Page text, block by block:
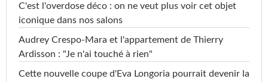
C'est l'overdose déco : on ne veut plus voir cet objet
iconique dans nos salons
Audrey Crespo-Mara et l'appartement de Thierry
Ardisson : "Je n'ai touché à rien"
Cette nouvelle coupe d'Eva Longoria pourrait devenir la